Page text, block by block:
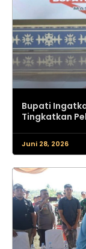
Bupati
Tingkatkan
Juni 28, 2026